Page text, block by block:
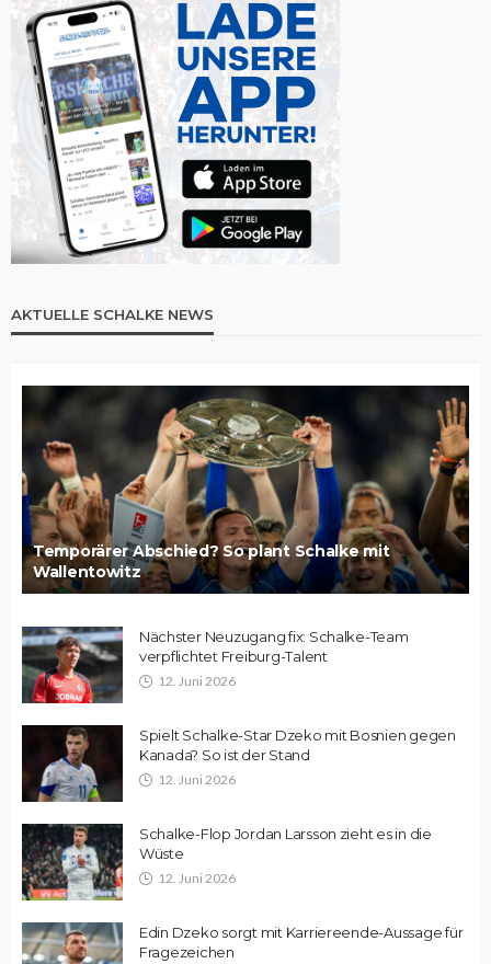
AKTUELLE SCHALKE NEWS
Temporärer Abschied? So plant Schalke mit
Wallentowitz
Nächster Neuzugang fix: Schalke-Team
verpflichtet Freiburg-Talent
12. Juni 2026
Spielt Schalke-Star Dzeko mit Bosnien gegen
Kanada? So ist der Stand
12. Juni 2026
Schalke-Flop Jordan Larsson zieht es in die
Wüste
12. Juni 2026
Edin Dzeko sorgt mit Karriereende-Aussage für
Fragezeichen